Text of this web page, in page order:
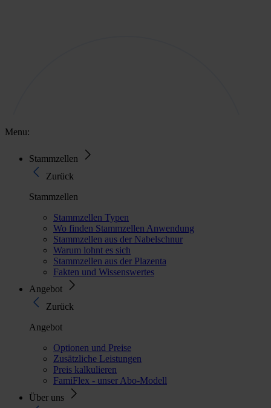
Menu:
Stammzellen
Zurück
Stammzellen
Stammzellen Typen
Wo finden Stammzellen Anwendung
Stammzellen aus der Nabelschnur
Warum lohnt es sich
Stammzellen aus der Plazenta
Fakten und Wissenswertes
Angebot
Zurück
Angebot
Optionen und Preise
Zusätzliche Leistungen
Preis kalkulieren
FamiFlex - unser Abo-Modell
Über uns